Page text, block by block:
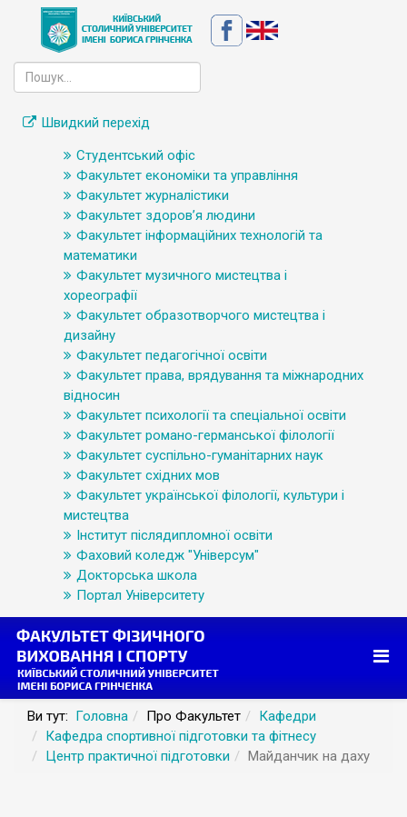
Швидкий перехід
Студентський офіс
Факультет економіки та управління
Факультет журналістики
Факультет здоров’я людини
Факультет інформаційних технологій та
математики
Факультет музичного мистецтва і
хореографії
Факультет образотворчого мистецтва і
дизайну
Факультет педагогічної освіти
Факультет права, врядування та міжнародних
відносин
Факультет психології та спеціальної освіти
Факультет романо-германської філології
Факультет суспільно-гуманітарних наук
Факультет східних мов
Факультет української філології, культури і
мистецтва
Інститут післядипломної освіти
Фаховий коледж "Універсум"
Докторська школа
Портал Університету
Ви тут: Головна Про Факультет
Кафедри
Кафедра спортивної підготовки та фітнесу
Центр практичної підготовки
Майданчик на даху